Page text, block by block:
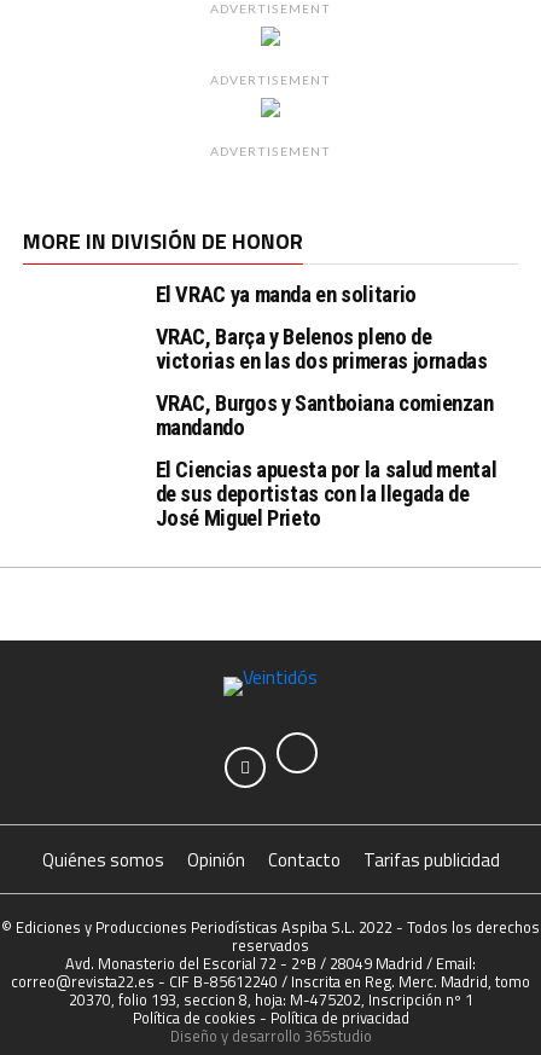
ADVERTISEMENT
ADVERTISEMENT
ADVERTISEMENT
MORE IN DIVISIÓN DE HONOR
El VRAC ya manda en solitario
VRAC, Barça y Belenos pleno de
victorias en las dos primeras jornadas
VRAC, Burgos y Santboiana comienzan
mandando
El Ciencias apuesta por la salud mental
de sus deportistas con la llegada de
José Miguel Prieto
Quiénes somos Opinión Contacto Tarifas publicidad
© Ediciones y Producciones Periodísticas Aspiba S.L. 2022 - Todos los derechos
reservados
Avd. Monasterio del Escorial 72 - 2ºB / 28049 Madrid / Email:
correo@revista22.es - CIF B-85612240 / Inscrita en Reg. Merc. Madrid, tomo
20370, folio 193, seccion 8, hoja: M-475202, Inscripción nº 1
Política de cookies - Política de privacidad
Diseño y desarrollo 365studio